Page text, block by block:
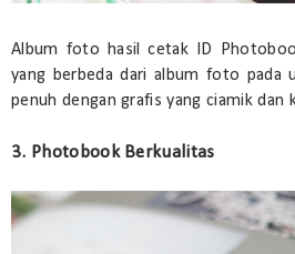
Album foto hasil cetak ID
yang berbeda dari album foto pada
penuh dengan grafis yang ciamik dan
3. Photobook Berkualitas